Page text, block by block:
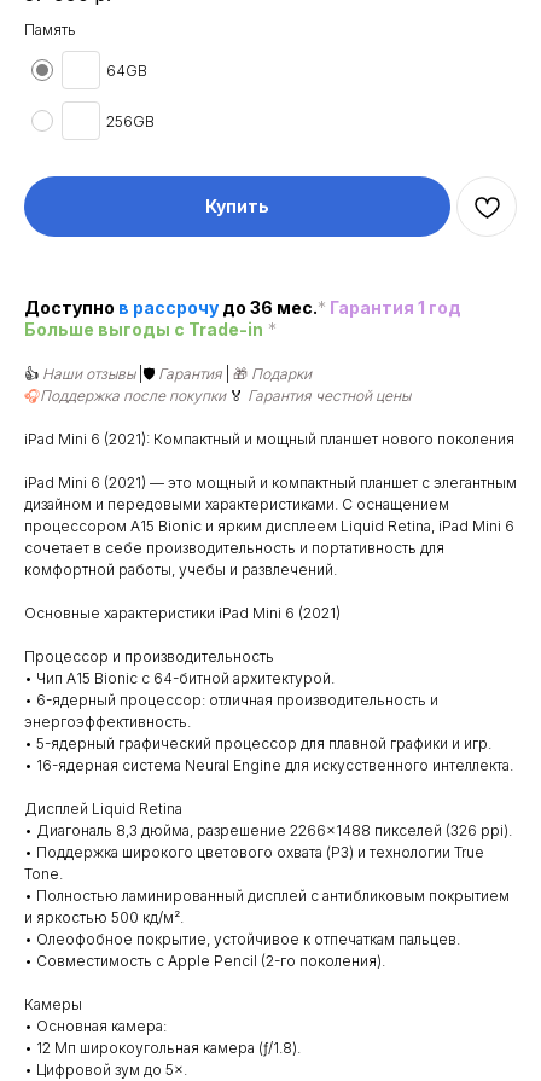
Память
64GB
256GB
Купить
Доступно в рассрочу до 36 мес.* Гарантия 1 год
Больше выгоды c Trade-in *
👍 Наши отзывы |🛡️ Гарантия 🎁 Подарки
🎧Поддержка после покупки 🏅 Гарантия честной цены
iPad Mini 6 (2021): Компактный и мощный планшет нового поколения
iPad Mini 6 (2021) — это мощный и компактный планшет с элегантным
дизайном и передовыми характеристиками. С оснащением
процессором A15 Bionic и ярким дисплеем Liquid Retina, iPad Mini 6
сочетает в себе производительность и портативность для
комфортной работы, учебы и развлечений.
Основные характеристики iPad Mini 6 (2021)
Процессор и производительность
• Чип A15 Bionic с 64-битной архитектурой.
• 6-ядерный процессор: отличная производительность и
энергоэффективность.
• 5-ядерный графический процессор для плавной графики и игр.
• 16-ядерная система Neural Engine для искусственного интеллекта.
Дисплей Liquid Retina
• Диагональ 8,3 дюйма, разрешение 2266×1488 пикселей (326 ppi).
• Поддержка широкого цветового охвата (P3) и технологии True
Tone.
• Полностью ламинированный дисплей с антибликовым покрытием
и яркостью 500 кд/м².
• Олеофобное покрытие, устойчивое к отпечаткам пальцев.
• Совместимость с Apple Pencil (2-го поколения).
Камеры
• Основная камера:
• 12 Мп широкоугольная камера (ƒ/1.8).
• Цифровой зум до 5×.